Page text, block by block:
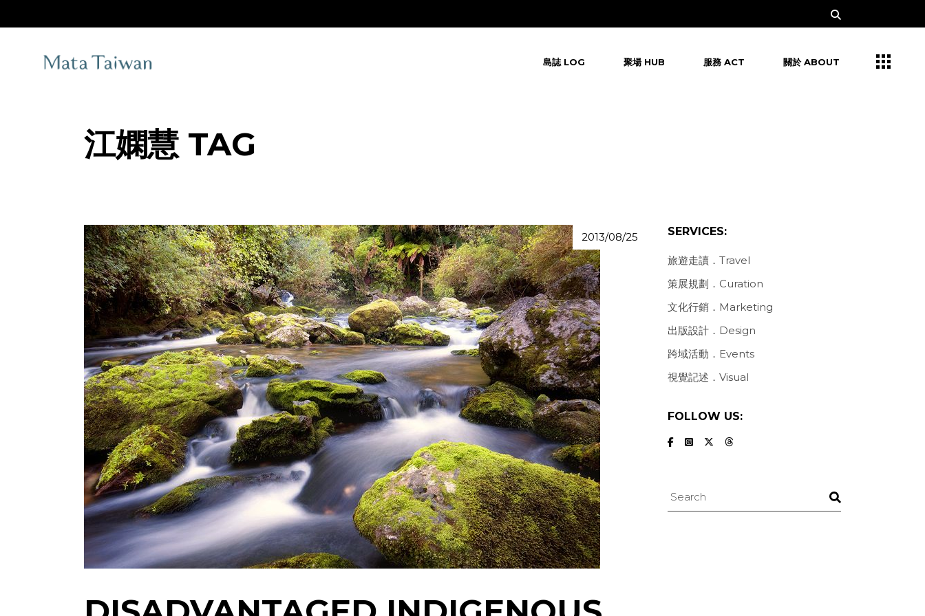
the
島誌 LOG 聚場 HUB 服務 ACT 關於 ABOUT
江嫻慧 TAG
2013/08/25 SERVICES:
旅遊走讀．Travel
策展規劃．Curation
文化行銷．Marketing
出版設計．Design
跨域活動．Events
視覺記述．Visual
FOLLOW US:
Search